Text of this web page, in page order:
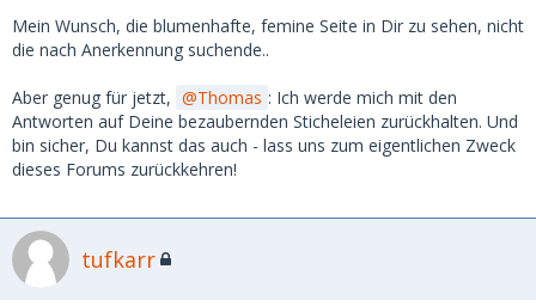
Mein Wunsch, die blumenhafte, femine Seite in Dir zu sehen, nicht
die nach Anerkennung suchende..
Aber genug für jetzt, Thomas : Ich werde mich mit den
Antworten auf Deine bezaubernden Sticheleien zurückhalten. Und
bin sicher, Du kannst das auch - lass uns zum eigentlichen Zweck
dieses Forums zurückkehren!
tufkarr